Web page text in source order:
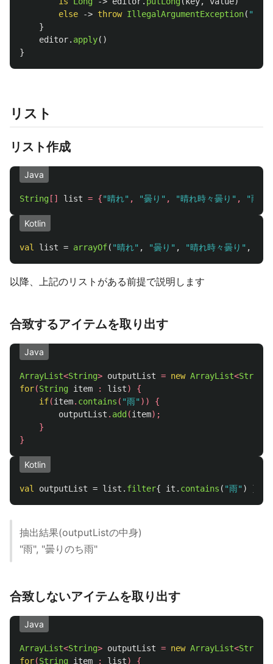
else
-> throw IllegalArgumentException( ""
}
editor. apply()
}
リスト
リスト作成
Java
String [] list = {"晴れ" , "曇り" , "晴れ時々曇り" , "雨"
Kotlin
val list = arrayOf( "晴れ" , "曇り" , "晴れ時々曇り" ,
以降、上記のリストがある前提で説明します
合致するアイテムを取り出す
Java
ArrayList<String> outputList = new ArrayList<String
for(String item : list)
{
if(item. contains ( "雨" ))
{
outputList . add (item);
}
}
Kotlin
val outputList = list . filter{ it . contains ( "雨" ) }
抽出結果(outputListの中身)
"雨", "曇りのち雨"
合致しないアイテムを取り出す
Java
ArrayList<String> outputList = new ArrayList<String
for(String item : list)
{